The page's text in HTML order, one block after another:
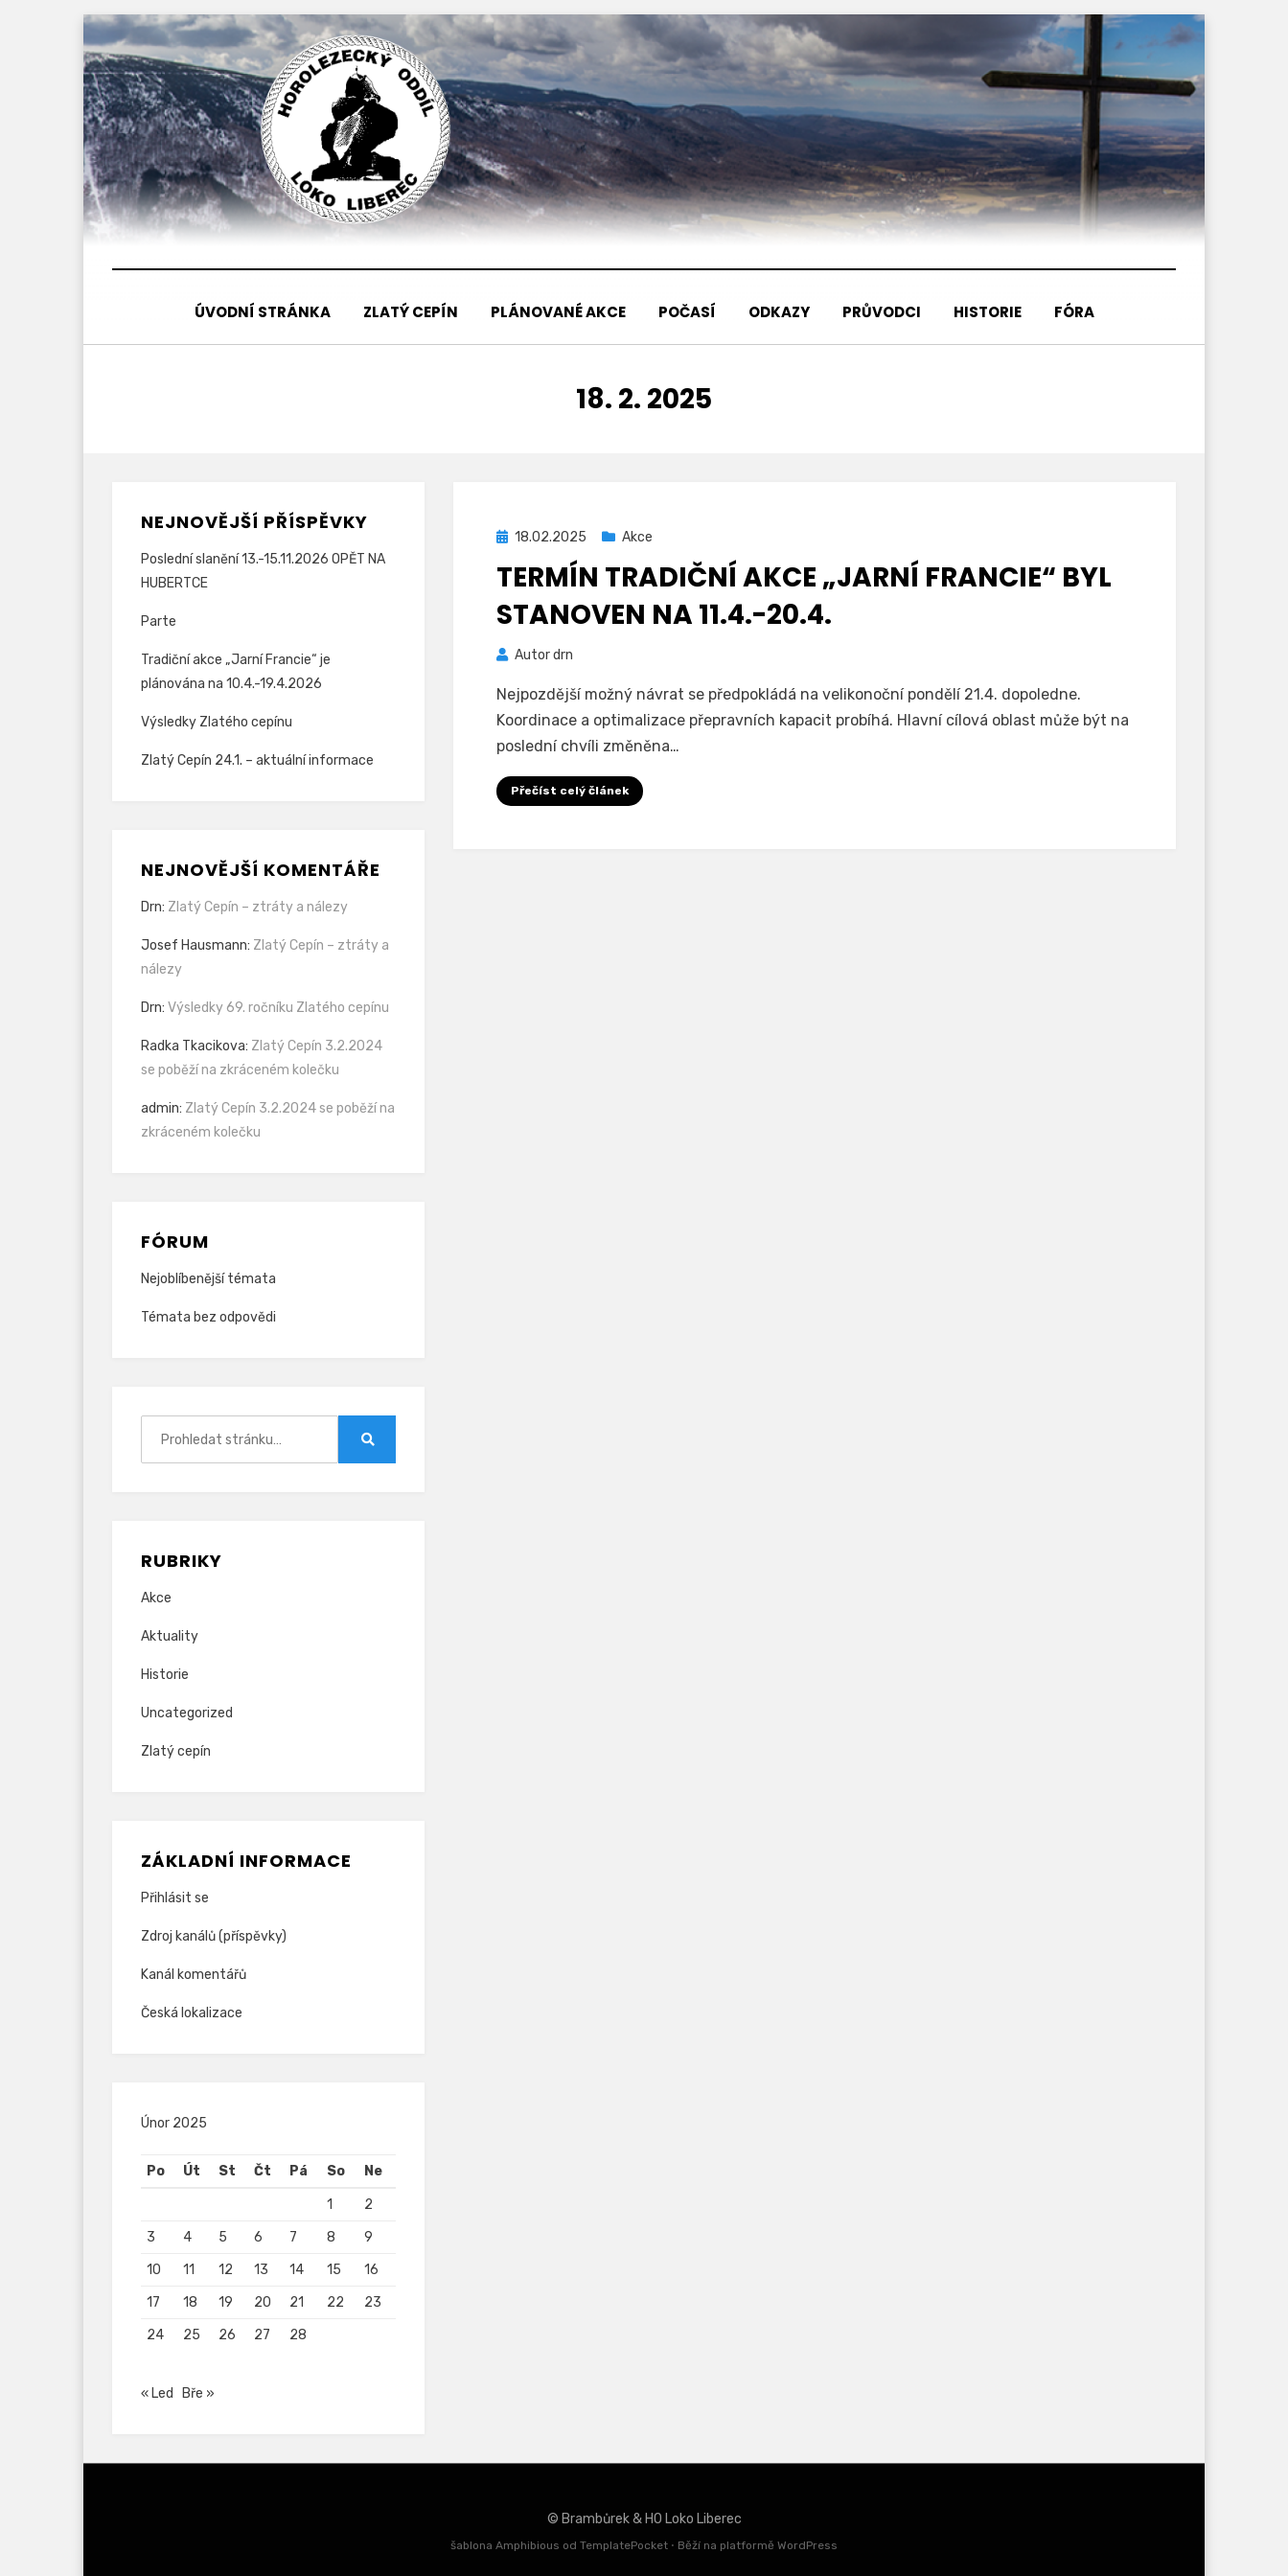
Přejít
k
obsahu
ÚVODNÍ STRÁNKA ZLATÝ CEPÍN PLÁNOVANÉ AKCE POČASÍ ODKAZY PRŮVODCI HISTORIE FÓRA
DEN
:
18. 2. 2025
Zveřejněno
18.02.2025 Akce
TERMÍN TRADIČNÍ AKCE „JARNÍ FRANCIE“ BYL
STANOVEN NA 11.4.-20.4.
Autordrn
Nejpozdější možný návrat se předpokládá na velikonoční pondělí 21.4. dopoledne.
Koordinace a optimalizace přepravních kapacit probíhá. Hlavní cílová oblast může být na
poslední chvíli změněna…
Přečíst celý článek
NEJNOVĚJŠÍ PŘÍSPĚVKY
Poslední slanění 13.-15.11.2026 OPĚT NA
HUBERTCE
Parte
Tradiční akce „Jarní Francie“ je
plánována na 10.4.-19.4.2026
Výsledky Zlatého cepínu
Zlatý Cepín 24.1. – aktuální informace
NEJNOVĚJŠÍ KOMENTÁŘE
Drn: Zlatý Cepín – ztráty a nálezy
Josef Hausmann: Zlatý Cepín – ztráty a
nálezy
Drn: Výsledky 69. ročníku Zlatého cepínu
Radka Tkacikova: Zlatý Cepín 3.2.2024
se poběží na zkráceném kolečku
admin: Zlatý Cepín 3.2.2024 se poběží na
zkráceném kolečku
FÓRUM
Nejoblíbenější témata
Témata bez odpovědi
RUBRIKY
Akce
Aktuality
Historie
Uncategorized
Zlatý cepín
ZÁKLADNÍ INFORMACE
Přihlásit se
Zdroj kanálů (příspěvky)
Kanál komentářů
Česká lokalizace
Únor 2025
Po Út St Čt Pá So Ne
1
2
3
4 5 6 7 8
9
10
11 12 13 14 15
16
17
18 19 20 21 22
23
24
25 26 27 28
« Led Bře »
© Brambůrek & HO Loko Liberec
šablona Amphibious od TemplatePocket ⋅ Běží na platformě WordPress